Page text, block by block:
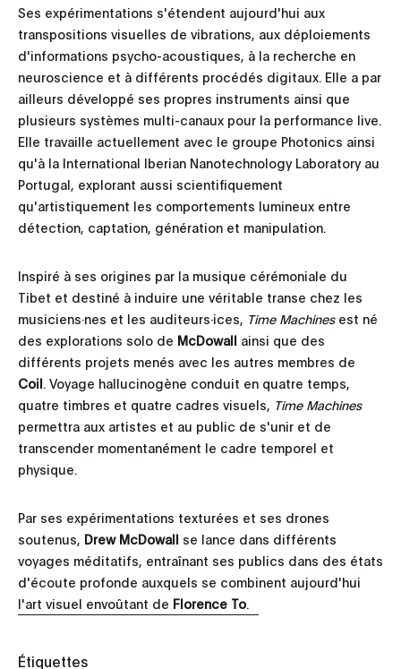
Ses expérimentations s'étendent aujourd'hui aux
transpositions visuelles de vibrations, aux déploiements
d'informations psycho-acoustiques, à la recherche en
neuroscience et à différents procédés digitaux. Elle a par
ailleurs développé ses propres instruments ainsi que
plusieurs systèmes multi-canaux pour la performance live.
Elle travaille actuellement avec le groupe Photonics ainsi
qu'à la International Iberian Nanotechnology Laboratory au
Portugal, explorant aussi scientifiquement
qu'artistiquement les comportements lumineux entre
détection, captation, génération et manipulation.
Inspiré à ses origines par la musique cérémoniale du
Tibet et destiné à induire une véritable transe chez les
musiciens·nes et les auditeurs·ices, Time Machinesest né
des explorations solo de McDowall ainsi que des
différents projets menés avec les autres membres de
Coil . Voyage hallucinogène conduit en quatre temps,
quatre timbres et quatre cadres visuels, Time Machines
permettra aux artistes et au public de s'unir et de
transcender momentanément le cadre temporel et
physique.
Par ses expérimentations texturées et ses drones
soutenus, Drew McDowall se lance dans différents
voyages méditatifs, entraînant ses publics dans des états
d'écoute profonde auxquels se combinent aujourd'hui
l'art visuel envoûtant de Florence To
Étiquettes